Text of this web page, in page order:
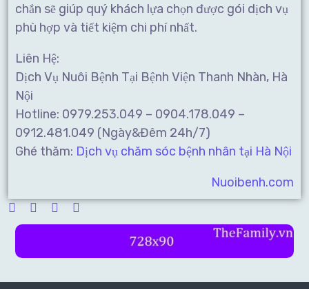
chắn sẽ giúp quý khách lựa chọn được gói dịch vụ
phù hợp và tiết kiệm chi phí nhất.
Liên Hệ:
Dịch Vụ Nuôi Bệnh Tại Bệnh Viện Thanh Nhàn, Hà
Nội
Hotline: 0979.253.049 – 0904.178.049 –
0912.481.049 (Ngày&Đêm 24h/7)
Ghé thăm: Dịch vụ chăm sóc bệnh nhân tại Hà Nội
Nuoibenh.com